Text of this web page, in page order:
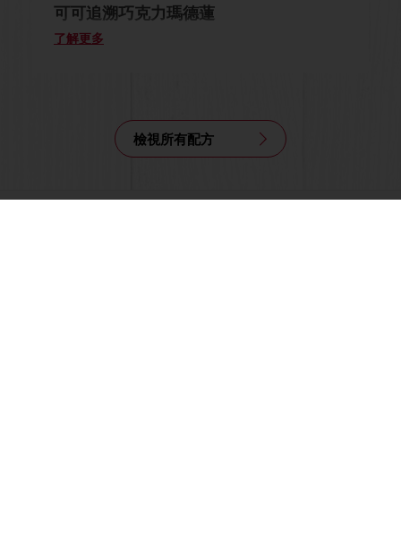
可可追溯巧克力瑪德蓮
了解更多
檢視所有配方